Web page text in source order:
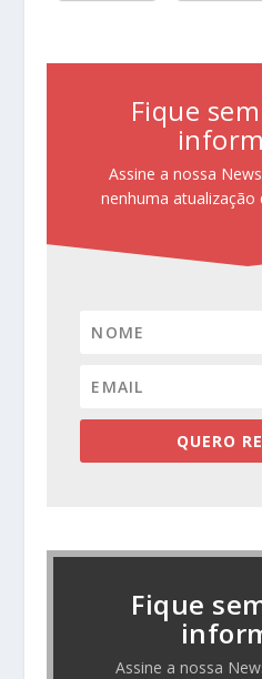
Fique
Assine a nossa
nenhuma atualização
QUERO
Fique
Assine a nossa